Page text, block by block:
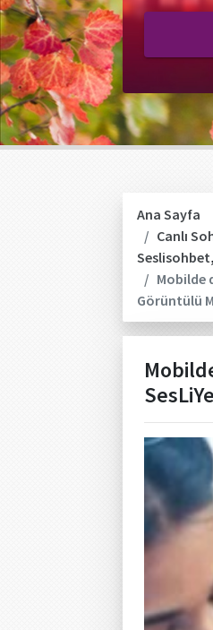
Ana Sayfa
Canlı
Seslisohbet,
Mobilde
Görüntülü